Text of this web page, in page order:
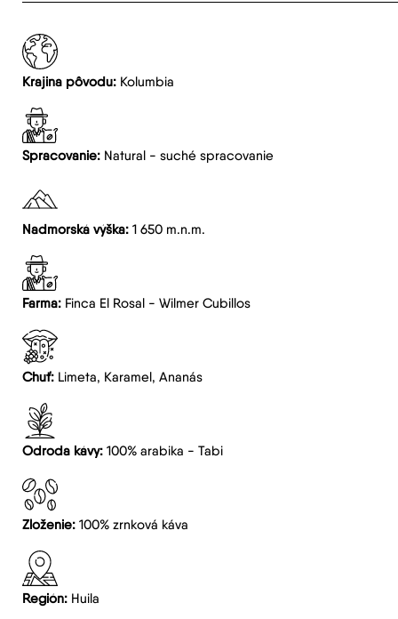
Krajina pôvodu: Kolumbia
Spracovanie: Natural - suché spracovanie
Nadmorská výška:1 650 m.n.m.
Farma: Finca El Rosal - Wilmer Cubillos
Chuť: Limeta, Karamel, Ananás
Odroda kávy: 100% arabika - Tabi
Zloženie:100% zrnková káva
Región: Huila